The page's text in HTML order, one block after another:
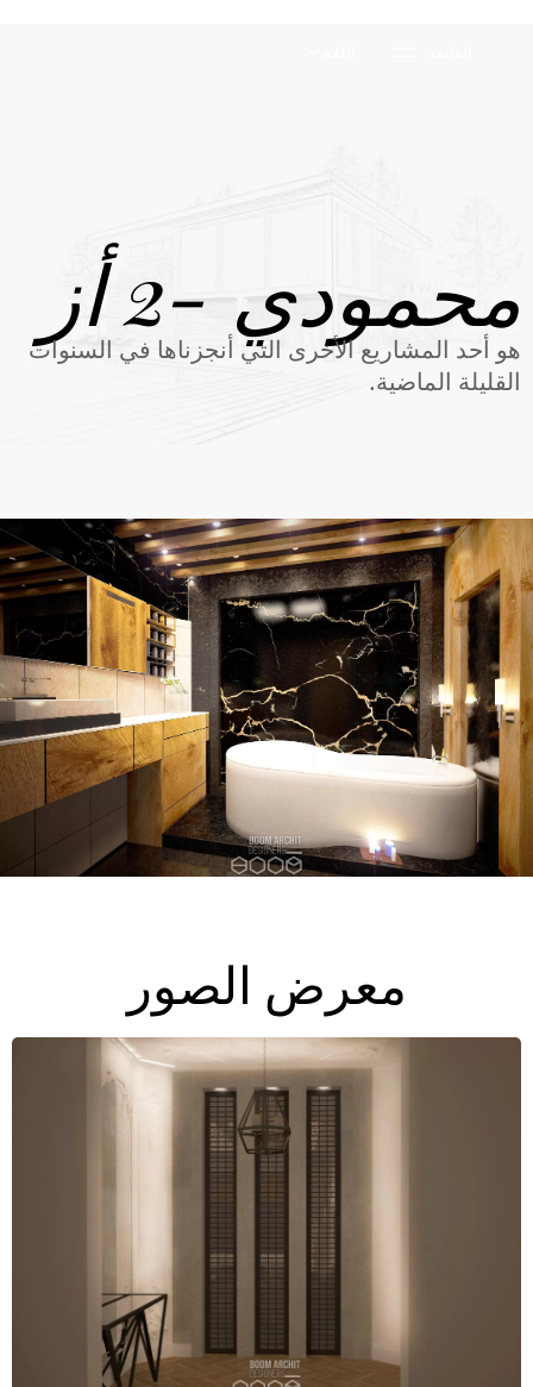
EN
محمودي -2 أز
هو أحد المشاريع الأخرى التي أنجزناها في السنوات
القليلة الماضية.
معرض الصور